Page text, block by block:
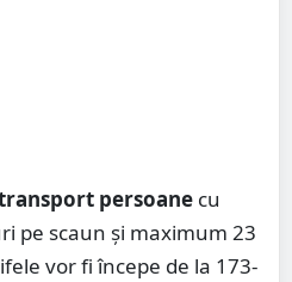
persoane cu
pe scaun şi maximum 23
vor fi începe de la 173-